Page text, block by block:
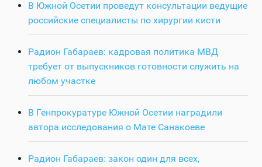
В Южной Осетии проведут консультации ведущие
российские специалисты по хирургии кисти
Радион Габараев: кадровая политика МВД
требует от выпускников готовности служить на
любом участке
В Генпрокуратуре Южной Осетии наградили
автора исследования о Мате Санакоеве
Радион Габараев: закон один для всех,